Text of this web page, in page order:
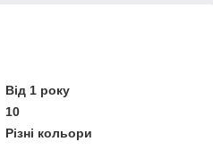
Від 1 року
10
Різні кольори